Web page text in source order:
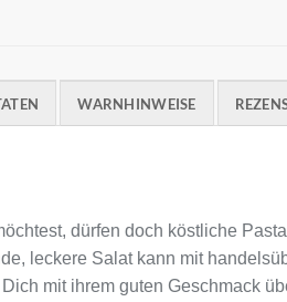
WARNHINWEISE
dürfen doch köstliche
leckere Salat kann mit
mit ihrem guten Geschmack